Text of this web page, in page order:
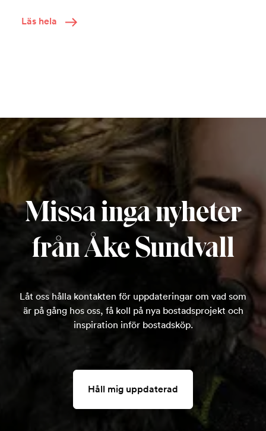
Läs hela
Missa inga nyheter
från Åke Sundvall
Låt oss hålla kontakten för uppdateringar om vad som
är på gång hos oss, få koll på nya bostadsprojekt och
inspiration inför bostadsköp.
Håll mig uppdaterad